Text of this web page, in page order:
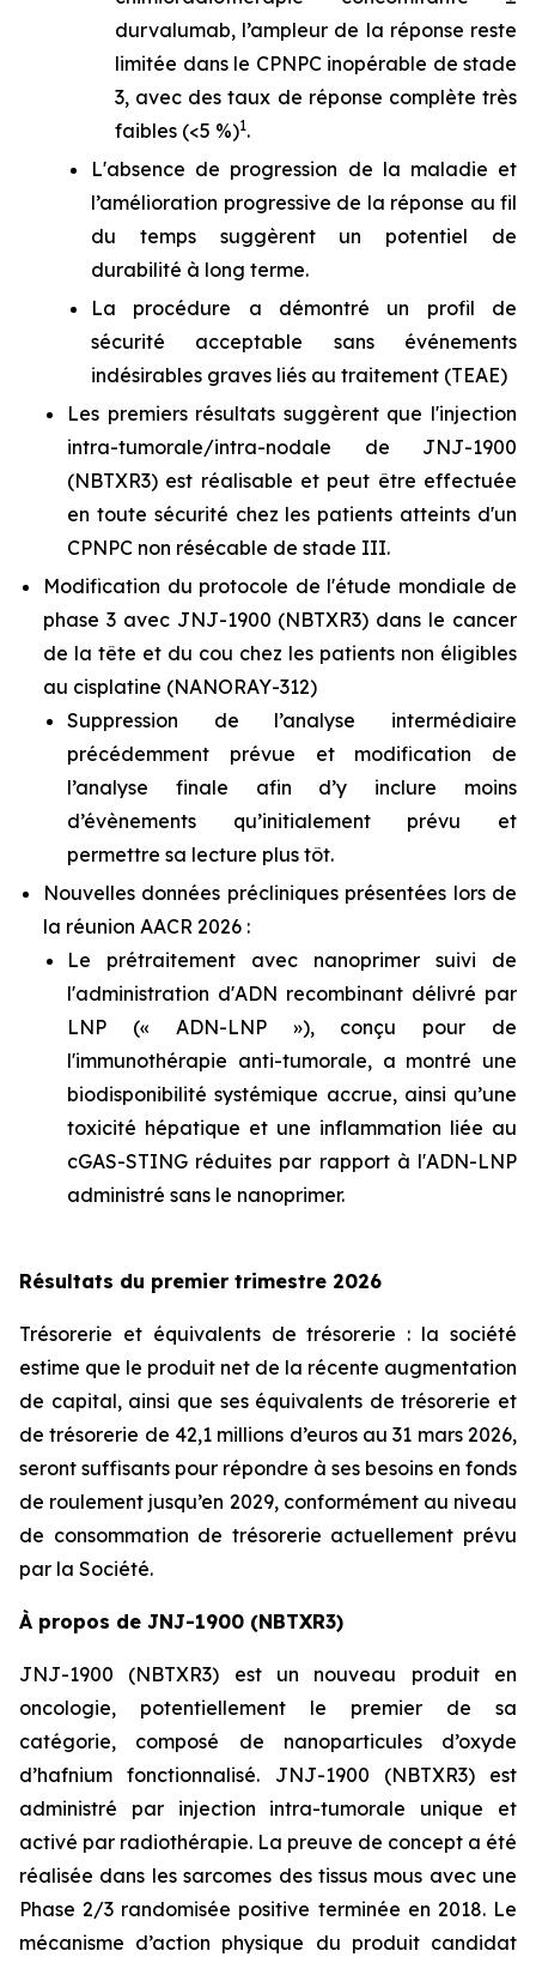
durvalumab, l’ampleur de la réponse reste
limitée dans le CPNPC inopérable de stade
3, avec des taux de réponse complète très
faibles (<5 %)1.
L'absence de progression de la maladie et
l’amélioration progressive de la réponse au fil
du temps suggèrent un potentiel de
durabilité à long terme.
La procédure a démontré un profil de
sécurité acceptable sans événements
indésirables graves liés au traitement (TEAE)
Les premiers résultats suggèrent que l'injection
intra-tumorale/intra-nodale de JNJ-1900
(NBTXR3) est réalisable et peut être effectuée
en toute sécurité chez les patients atteints d'un
CPNPC non résécable de stade III.
Modification du protocole de l'étude mondiale de
phase 3 avec JNJ-1900 (NBTXR3) dans le cancer
de la tête et du cou chez les patients non éligibles
au cisplatine (NANORAY-312)
Suppression de l’analyse intermédiaire
précédemment prévue et modification de
l’analyse finale afin d’y inclure moins
d’évènements qu’initialement prévu et
permettre sa lecture plus tôt.
Nouvelles données précliniques présentées lors de
la réunion AACR 2026 :
Le prétraitement avec nanoprimer suivi de
l'administration d'ADN recombinant délivré par
LNP (« ADN-LNP »), conçu pour de
l'immunothérapie anti-tumorale, a montré une
biodisponibilité systémique accrue, ainsi qu’une
toxicité hépatique et une inflammation liée au
cGAS-STING réduites par rapport à l'ADN-LNP
administré sans le nanoprimer.
Résultats du premier trimestre 2026
Trésorerie et équivalents de trésorerie : la société
estime que le produit net de la récente augmentation
de capital, ainsi que ses équivalents de trésorerie et
de trésorerie de 42,1 millions d’euros au 31 mars 2026,
seront suffisants pour répondre à ses besoins en fonds
de roulement jusqu’en 2029, conformément au niveau
de consommation de trésorerie actuellement prévu
par la Société.
À propos de JNJ-1900 (NBTXR3)
JNJ-1900 (NBTXR3) est un nouveau produit en
oncologie, potentiellement le premier de sa
catégorie, composé de nanoparticules d’oxyde
d’hafnium fonctionnalisé. JNJ-1900 (NBTXR3) est
administré par injection intra-tumorale unique et
activé par radiothérapie. La preuve de concept a été
réalisée dans les sarcomes des tissus mous avec une
Phase 2/3 randomisée positive terminée en 2018. Le
mécanisme d’action physique du produit candidat